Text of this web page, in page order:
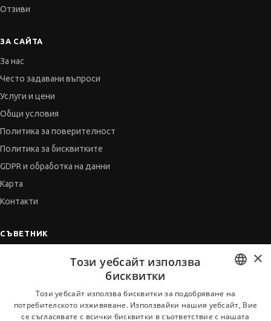
Отзиви
ЗА САЙТА
За нас
Често задавани въпроси
Услуги и цени
Общи условия
Политика за поверителност
Политика за бисквитките
GDPR и обработка на данни
Карта
Контакти
СЪВЕТНИК
Когато получим оферта
BULGARIAN
ENGLISH
×
Този уебсайт използва
бисквитки
Този уебсайт използва бисквитки за подобряване на
потребителското изживяване. Използвайки нашия уебсайт, Вие
се съгласявате с всички бисквитки в съответствие с нашата